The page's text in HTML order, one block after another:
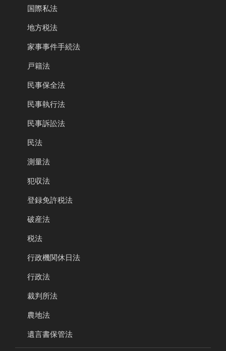
国際私法
地方税法
家事事件手続法
戸籍法
民事保全法
民事執行法
民事訴訟法
民法
測量法
犯収法
登録免許税法
破産法
税法
行政機関休日法
行政法
裁判所法
農地法
遺言書保管法